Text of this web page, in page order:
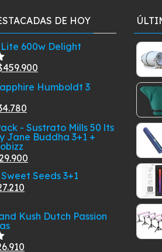
pueden
en
la
página
de
DE HOY
600w Delight
original
459.900
precio
$459.900.
Humboldt 3
precio
actual
$34.780.
- Sustrato Mills 50 lts
Jane Buddha 3+1 +
29.900
precio
$29.900.
Seeds 3+1
actual
Kush Dutch Passion